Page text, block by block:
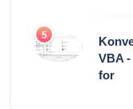
5
VBA
for